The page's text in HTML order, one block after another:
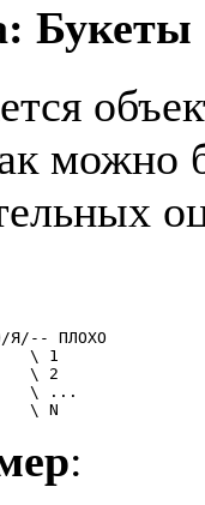
можно
Я/-- ПЛОХО
\ 1
\ 2
\ ...
: